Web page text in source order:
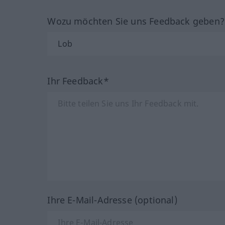
Wozu möchten Sie uns Feedback
Ihr Feedback*
Ihre E-Mail-Adresse (optional)